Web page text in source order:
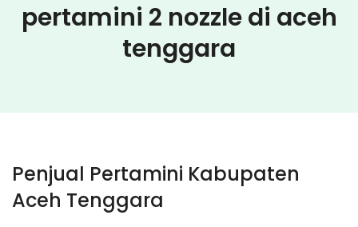
pertamini 2 nozzle di aceh
tenggara
Penjual Pertamini Kabupaten
Aceh Tenggara